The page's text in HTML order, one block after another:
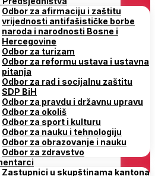
Odbor za afirmaciju i zaštitu
vrijednosti antifašističke borbe
naroda i narodnosti Bosne i
Hercegovine
Odbor za turizam
Odbor za reformu ustava i ustavna
pitanja
Odbor za rad i socijalnu zaštitu
SDP BiH
Odbor za pravdu i državnu upravu
Odbor za okoliš
Odbor za sport i kulturu
Odbor za nauku i tehnologiju
Odbor za obrazovanje i nauku
Odbor za zdravstvo
Zastupnici u skupštinama kantona